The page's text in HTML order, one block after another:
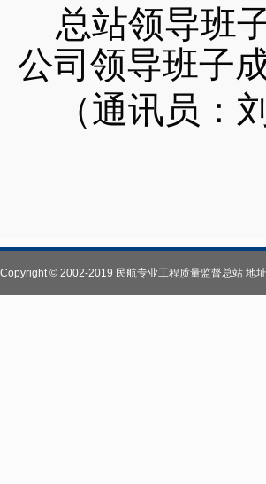
总站领导班
公司领导班子
（通讯员：
Copyright © 2002-2019 民航专业工程质量监督总站 地